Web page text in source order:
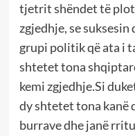
tjetrit shëndet të
zgjedhje, se
grupi politik që ata i
shtetet tona
kemi zgjedhje.Si
dy shtetet tona kanë
burrave dhe janë